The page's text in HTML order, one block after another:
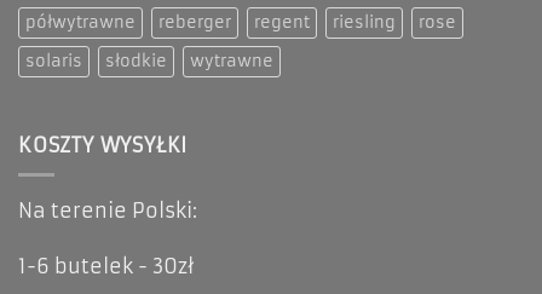
półwytrawne
reberger regent riesling
rose
solaris
słodkie wytrawne
KOSZTY WYSYŁKI
Na terenie Polski:
1-6 butelek - 30zł